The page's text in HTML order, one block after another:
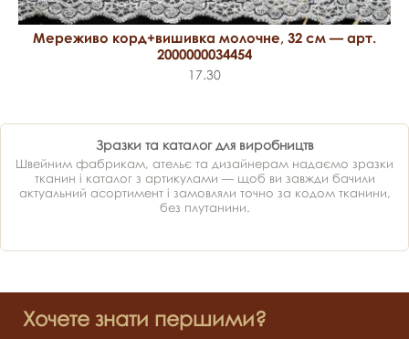
Мереживо корд+вишивка молочне, 32 см — арт.
2000000034454
17.30
Зразки та каталог для виробництв
Швейним фабрикам, ательє та дизайнерам надаємо зразки
тканин і каталог з артикулами — щоб ви завжди бачили
актуальний асортимент і замовляли точно за кодом тканини,
без плутанини.
Хочете знати першими?